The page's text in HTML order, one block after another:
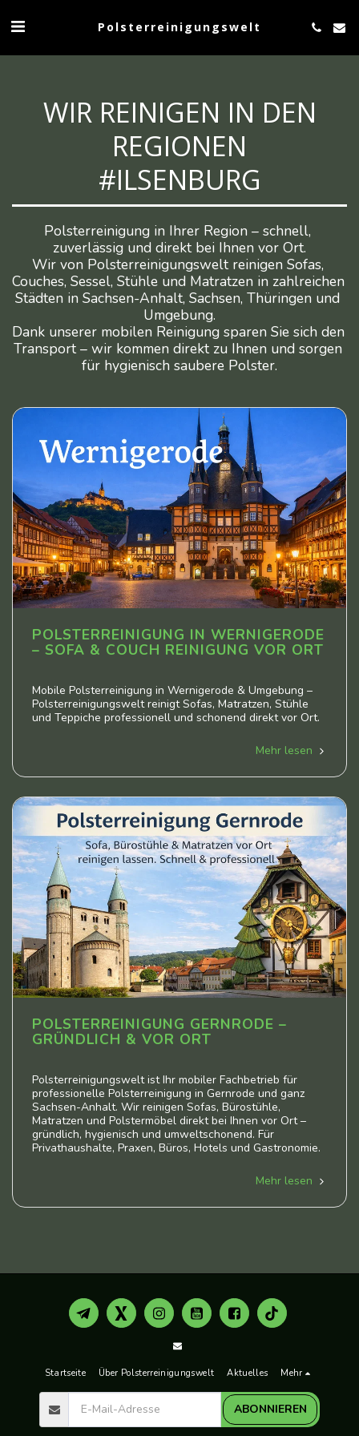
Polsterreinigungswelt
WIR REINIGEN IN DEN
REGIONEN
#ILSENBURG
Polsterreinigung in Ihrer Region – schnell,
zuverlässig und direkt bei Ihnen vor Ort.
Wir von Polsterreinigungswelt reinigen Sofas,
Couches, Sessel, Stühle und Matratzen in zahlreichen
Städten in Sachsen-Anhalt, Sachsen, Thüringen und
Umgebung.
Dank unserer mobilen Reinigung sparen Sie sich den
Transport – wir kommen direkt zu Ihnen und sorgen
für hygienisch saubere Polster.
POLSTERREINIGUNG IN WERNIGERODE
– SOFA & COUCH REINIGUNG VOR ORT
Mobile Polsterreinigung in Wernigerode & Umgebung –
Polsterreinigungswelt reinigt Sofas, Matratzen, Stühle
und Teppiche professionell und schonend direkt vor Ort.
Mehr lesen
POLSTERREINIGUNG GERNRODE –
GRÜNDLICH & VOR ORT
Polsterreinigungswelt ist Ihr mobiler Fachbetrieb für
professionelle Polsterreinigung in Gernrode und ganz
Sachsen-Anhalt. Wir reinigen Sofas, Bürostühle,
Matratzen und Polstermöbel direkt bei Ihnen vor Ort –
gründlich, hygienisch und umweltschonend. Für
Privathaushalte, Praxen, Büros, Hotels und Gastronomie.
Mehr lesen
Startseite Über Polsterreinigungswelt Aktuelles Mehr
ABONNIEREN